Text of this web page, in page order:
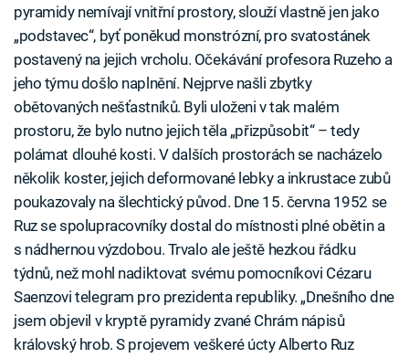
pyramidy nemívají vnitřní prostory, slouží vlastně jen jako
„podstavec“, byť poněkud monstrózní, pro svatostánek
postavený na jejich vrcholu. Očekávání profesora Ruzeho a
jeho týmu došlo naplnění. Nejprve našli zbytky
obětovaných nešťastníků. Byli uloženi v tak malém
prostoru, že bylo nutno jejich těla „přizpůsobit“ – tedy
polámat dlouhé kosti. V dalších prostorách se nacházelo
několik koster, jejich deformované lebky a inkrustace zubů
poukazovaly na šlechtický původ. Dne 15. června 1952 se
Ruz se spolupracovníky dostal do místnosti plné obětin a
s nádhernou výzdobou. Trvalo ale ještě hezkou řádku
týdnů, než mohl nadiktovat svému pomocníkovi Cézaru
Saenzovi telegram pro prezidenta republiky. „Dnešního dne
jsem objevil v kryptě pyramidy zvané Chrám nápisů
královský hrob. S projevem veškeré úcty Alberto Ruz